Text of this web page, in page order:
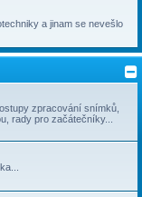
a jinam se nevešlo
zpracování snímků,
rady pro začátečníky...